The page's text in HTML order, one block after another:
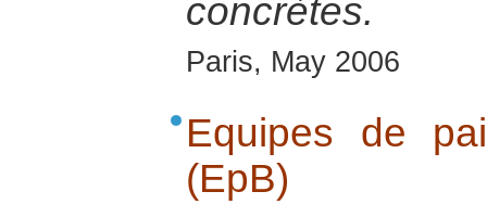
concrètes.
Paris, May 2006
Equipes de
(EpB)